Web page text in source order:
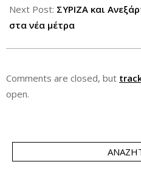
Next Post: ΣΥΡΙΖΑ και
στα νέα μέτρα
Comments are closed, but
open.